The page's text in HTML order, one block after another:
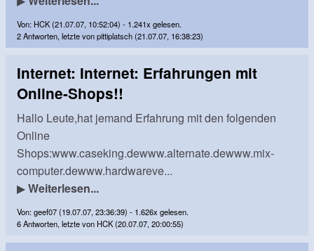
Von: HCK (21.07.07, 10:52:04) - 1.241x gelesen.
2 Antworten, letzte von pittiplatsch (21.07.07, 16:38:23)
Internet: Internet: Erfahrungen mit
Online-Shops!!
Hallo Leute,hat jemand Erfahrung mit den folgenden
Online
Shops:www.caseking.dewww.alternate.dewww.mix-
computer.dewww.hardwareve...
▶Weiterlesen...
Von: geef07 (19.07.07, 23:36:39) - 1.626x gelesen.
6 Antworten, letzte von HCK (20.07.07, 20:00:55)